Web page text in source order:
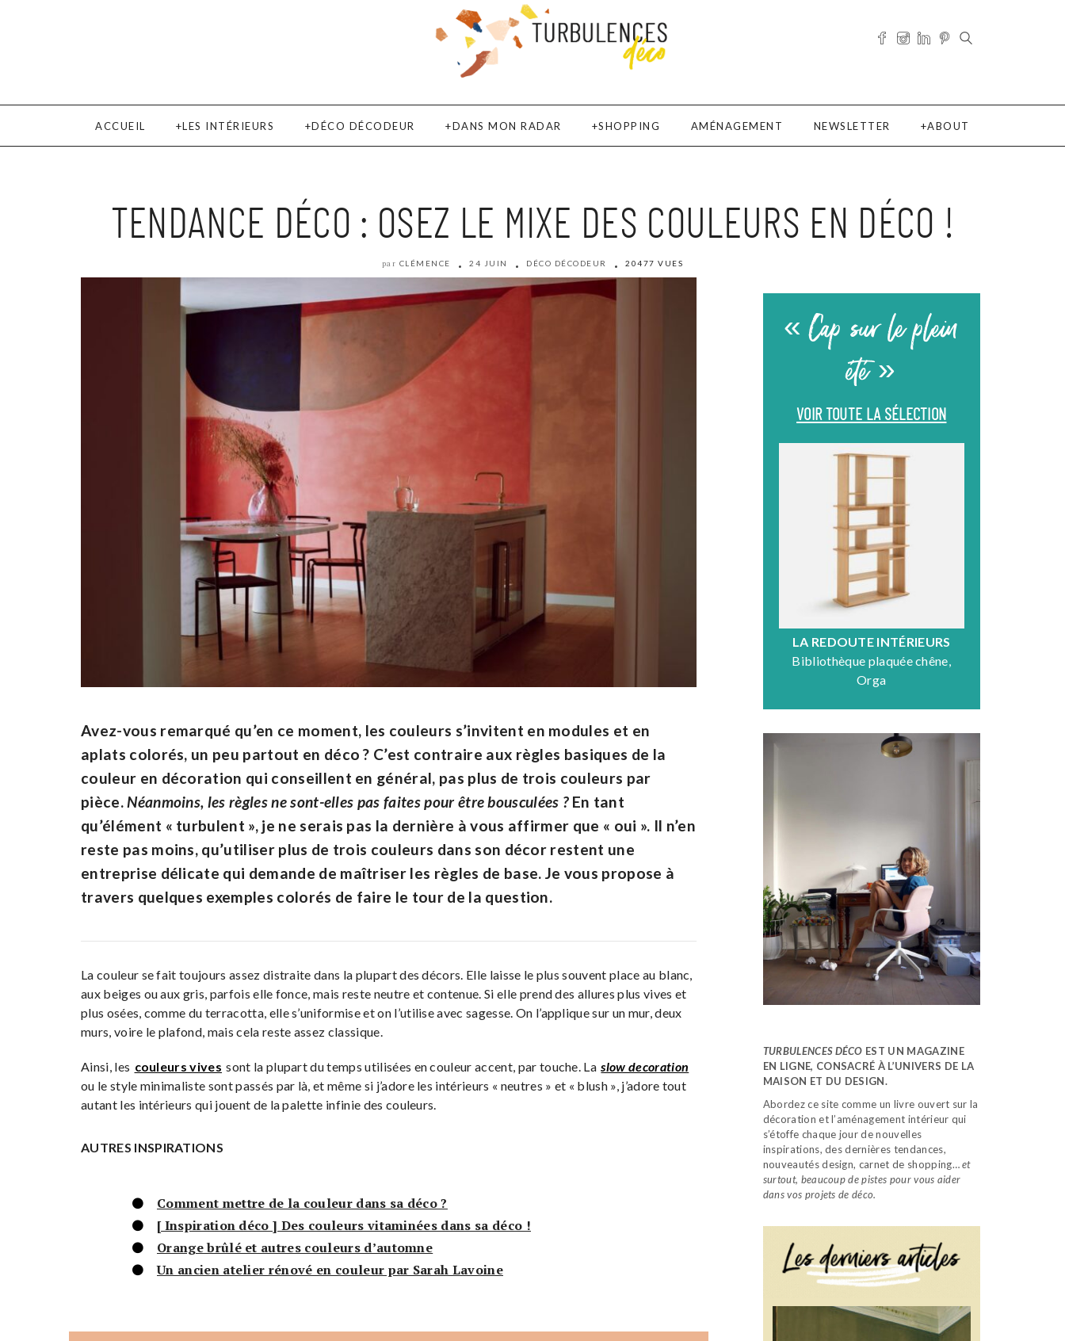
ACCUEIL LES INTÉRIEURS DÉCO DÉCODEUR DANS MON RADAR SHOPPING AMÉNAGEMENT NEWSLETTER ABOUT
TENDANCE DÉCO : OSEZ LE MIXE DES COULEURS EN DÉCO !
par CLÉMENCE 24 JUIN DÉCO DÉCODEUR 20477 VUES
Avez-vous remarqué qu’en ce moment, les couleurs s’invitent en modules et en
aplats colorés, un peu partout en déco ? C’est contraire aux règles basiques de la
couleur en décoration qui conseillent en général, pas plus de trois couleurs par
pièce.Néanmoins, les règles ne sont-elles pas faites pour être bousculées ?En tant
qu’élément « turbulent », je ne serais pas la dernière à vous affirmer que « oui ». Il n’en
reste pas moins, qu’utiliser plus de trois couleurs dans son décor restent une
entreprise délicate qui demande de maîtriser les règles de base. Je vous propose à
travers quelques exemples colorés de faire le tour de la question.
La couleur se fait toujours assez distraite dans la plupart des décors. Elle laisse le plus souvent place au blanc,
aux beiges ou aux gris, parfois elle fonce, mais reste neutre et contenue. Si elle prend des allures plus vives et
plus osées, comme du terracotta, elle s’uniformise et on l’utilise avec sagesse. On l’applique sur un mur, deux
murs, voire le plafond, mais cela reste assez classique.
Ainsi, les couleurs vives sont la plupart du temps utilisées en couleur accent, par touche. La slow decoration
ou le style minimaliste sont passés par là, et même si j’adore les intérieurs « neutres » et « blush », j’adore tout
autant les intérieurs qui jouent de la palette infinie des couleurs.
AUTRES INSPIRATIONS
Comment mettre de la couleur dans sa déco ?
[ Inspiration déco ] Des couleurs vitaminées dans sa déco !
Orange brûlé et autres couleurs d’automne
Un ancien atelier rénové en couleur par Sarah Lavoine
« Cap sur le plein
été »
VOIR TOUTE LA SÉLECTION
LA REDOUTE INTÉRIEURS
Bibliothèque plaquée chêne,
Orga
TURBULENCES DÉCO EST UN MAGAZINE
EN LIGNE, CONSACRÉ À L’UNIVERS DE LA
MAISON ET DU DESIGN.
Abordez ce site comme un livre ouvert sur la
décoration et l’aménagement intérieur qui
s’étoffe chaque jour de nouvelles
inspirations, des dernières tendances,
nouveautés design, carnet de shopping…et
surtout, beaucoup de pistes pour vous aider
dans vos projets de déco.